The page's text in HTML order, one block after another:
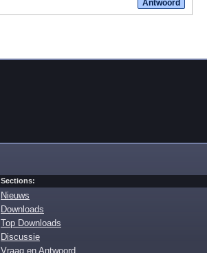
Sections:
Nieuws
Downloads
Top Downloads
Discussie
Vraag en Antwoord